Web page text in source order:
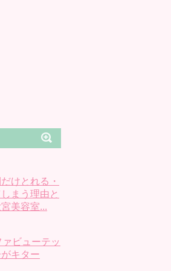
けとれる・
まう理由と
美容室...
ァビューテッ
キター